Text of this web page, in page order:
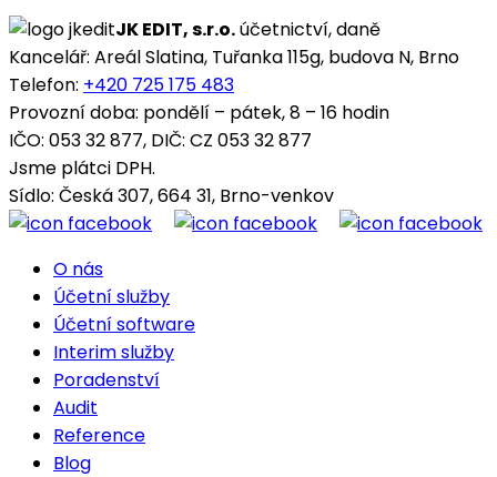
JK EDIT, s.r.o.účetnictví, daně
Kancelář: Areál Slatina, Tuřanka 115g, budova N, Brno
Telefon: +420 725 175 483
Provozní doba: pondělí – pátek, 8 – 16 hodin
IČO: 053 32 877, DIČ: CZ 053 32 877
Jsme plátci DPH.
Sídlo: Česká 307, 664 31, Brno-venkov
O nás
Účetní služby
Účetní software
Interim služby
Poradenství
Audit
Reference
Blog